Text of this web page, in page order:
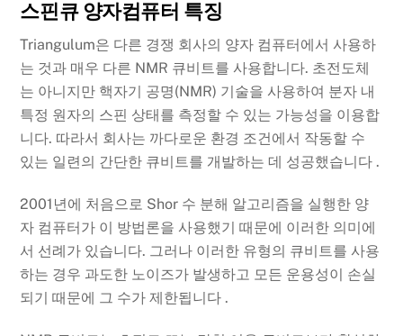
스핀큐 양자컴퓨터 특징
Triangulum은 다른 경쟁 회사의 양자 컴퓨터에서 사용하
는 것과 매우 다른 NMR 큐비트를 사용합니다. 초전도체
는 아니지만 핵자기 공명(NMR) 기술을 사용하여 분자 내
특정 원자의 스핀 상태를 측정할 수 있는 가능성을 이용합
니다. 따라서 회사는 까다로운 환경 조건에서 작동할 수
있는 일련의 간단한 큐비트를 개발하는 데 성공했습니다 .
2001년에 처음으로 Shor 수 분해 알고리즘을 실행한 양
자 컴퓨터가 이 방법론을 사용했기 때문에 이러한 의미에
서 선례가 있습니다. 그러나 이러한 유형의 큐비트를 사용
하는 경우 과도한 노이즈가 발생하고 모든 운용성이 손실
되기 때문에 그 수가 제한됩니다 .